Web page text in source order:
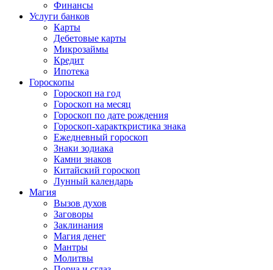
Финансы
Услуги банков
Карты
Дебетовые карты
Микрозаймы
Кредит
Ипотека
Гороскопы
Гороскоп на год
Гороскоп на месяц
Гороскоп по дате рождения
Гороскоп-характкристика знака
Ежедневный гороскоп
Знаки зодиака
Камни знаков
Китайский гороскоп
Лунный календарь
Магия
Вызов духов
Заговоры
Заклинания
Магия денег
Мантры
Молитвы